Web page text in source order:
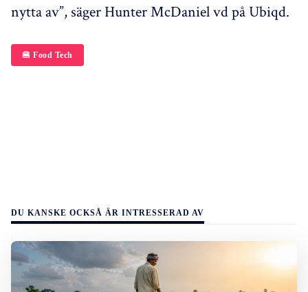
nytta av”, säger Hunter McDaniel vd på Ubiqd.
🍔 Food Tech
DU KANSKE OCKSÅ ÄR INTRESSERAD AV